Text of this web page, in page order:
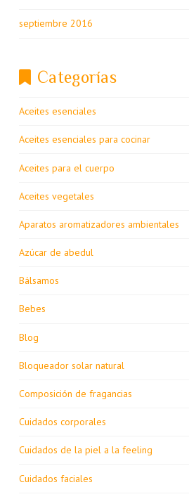
septiembre 2016
Categorías
Aceites esenciales
Aceites esenciales para cocinar
Aceites para el cuerpo
Aceites vegetales
Aparatos aromatizadores ambientales
Azúcar de abedul
Bálsamos
Bebes
Blog
Bloqueador solar natural
Composición de fragancias
Cuidados corporales
Cuidados de la piel a la feeling
Cuidados faciales